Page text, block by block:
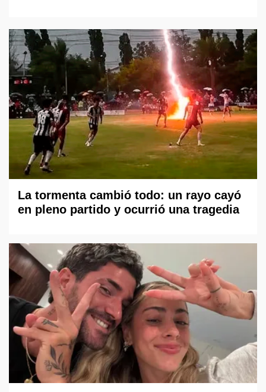
La tormenta cambió todo: un rayo cayó
en pleno partido y ocurrió una tragedia